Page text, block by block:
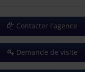
Contacter l'agence
Demande de visite